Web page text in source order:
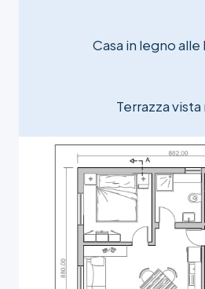
Casa in legno alle
Terrazza vista